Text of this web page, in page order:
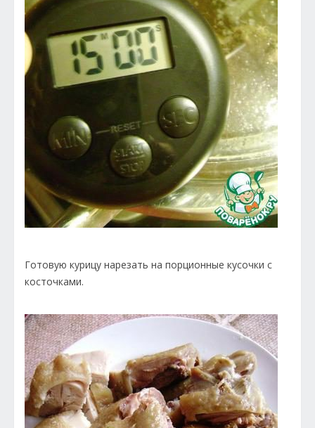
Готовую курицу нарезать на порционные кусочки с
косточками.